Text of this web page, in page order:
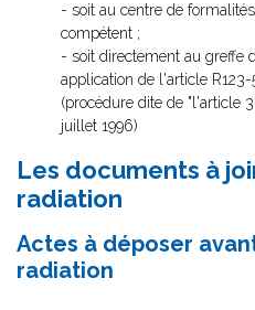
- soit au centre de
compétent ;
- soit directement au greffe
application de l'article
(procédure dite de "l'article
juillet 1996)
Les documents à
radiation
Actes à déposer
radiation